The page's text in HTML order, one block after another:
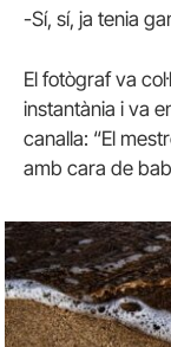
-Sí, sí, ja tenia
El fotògraf va
instantània i va
canalla: “El
amb cara de